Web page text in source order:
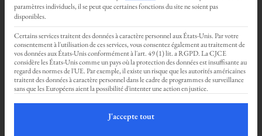
Un moment magique avec ma
maman
Il y a 35 ans, ma mère Gudrun me
soutenait dans le difficile apprentissage du
violon.
Un nombre incalculable de fois, j’ai voulu
paramètres individuels, il se peut que certaines fonctions du site ne soient pas
disponibles.
Certains services traitent des données à caractère personnel aux États-Unis. Par votre
consentement à l'utilisation de ces services, vous consentez également au traitement de
vos données aux États-Unis conformément à l'art. 49 (1) lit. a RGPD. La CJCE
considère les États-Unis comme un pays où la protection des données est insuffisante au
regard des normes de l'UE. Par exemple, il existe un risque que les autorités américaines
traitent des données à caractère personnel dans le cadre de programmes de surveillance
sans que les Européens aient la possibilité d'intenter une action en justice.
J'accepte tout